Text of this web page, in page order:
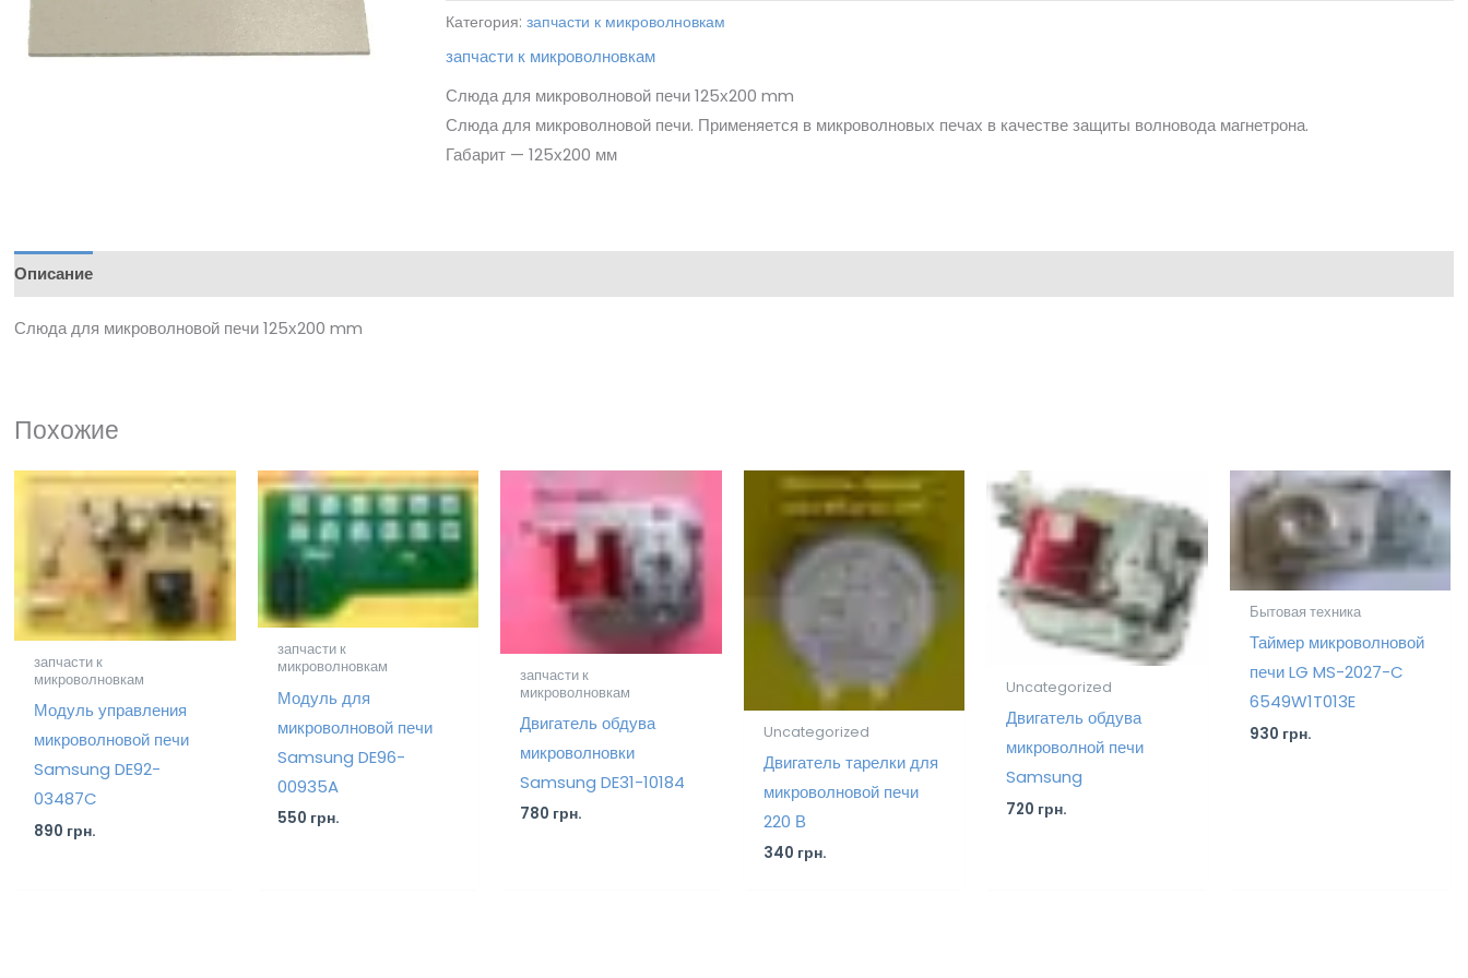
Категория:запчасти к микроволновкам
запчасти к микроволновкам
Слюда для микроволновой печи 125х200 mm
Слюда для микроволновой печи. Применяется в микроволновых печах в качестве защиты волновода магнетрона.
Габарит — 125х200 мм
Описание
Слюда для микроволновой печи 125х200 mm
Похожие
запчасти к
микроволновкам
Модуль управления
микроволновой печи
Samsung DE92-
03487C
890 грн.
запчасти к
микроволновкам
Модуль для
микроволновой печи
Samsung DE96-
00935A
550 грн.
запчасти к
микроволновкам
Двигатель обдува
микроволновки
Samsung DE31-10184
780 грн.
Uncategorized
Двигатель тарелки для
микроволновой печи
220 В
340 грн.
Uncategorized
Двигатель обдува
микроволной печи
Samsung
720 грн.
Бытовая техника
Таймер микроволновой
печи LG MS-2027-C
6549W1T013E
930 грн.